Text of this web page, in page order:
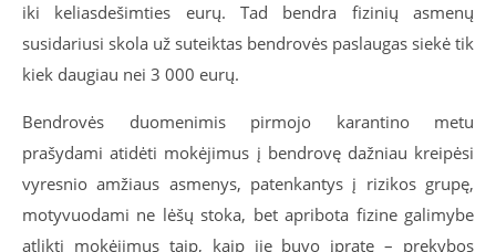
iki keliasdešimties eurų. Tad bendra fizinių asmenų
susidariusi skola už suteiktas bendrovės paslaugas siekė tik
kiek daugiau nei 3 000 eurų.
Bendrovės duomenimis pirmojo karantino metu
prašydami atidėti mokėjimus į bendrovę dažniau kreipėsi
vyresnio amžiaus asmenys, patenkantys į rizikos grupę,
motyvuodami ne lėšų stoka, bet apribota fizine galimybe
atlikti mokėjimus taip, kaip jie buvo įpratę – prekybos